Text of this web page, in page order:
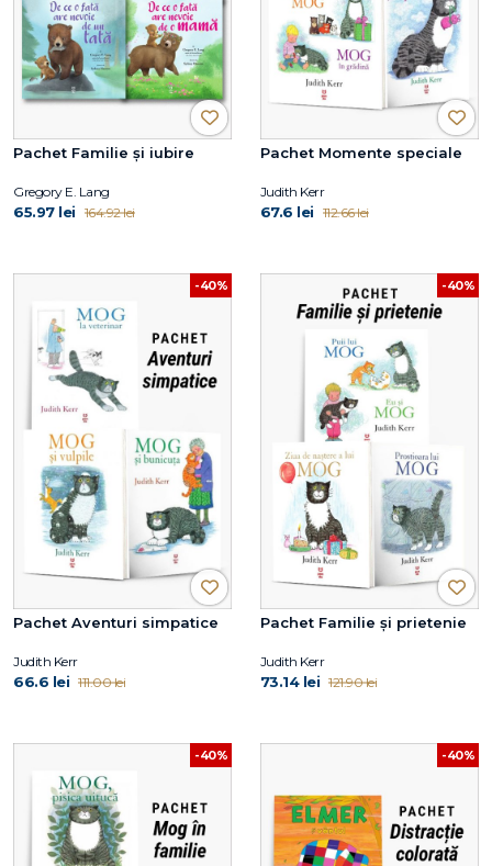
Pachet Familie și iubire
Gregory E. Lang
65.97 lei 164.92 lei
Pachet Momente speciale
Judith Kerr
67.6 lei 112.66 lei
-40%
Pachet Aventuri simpatice
Judith Kerr
66.6 lei 111.00 lei
-40%
Pachet Familie și prietenie
Judith Kerr
73.14 lei 121.90 lei
-40% -40%